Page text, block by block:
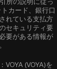
カード、銀行口
れている支払方
セキュリティ要
要がある情報が
VOYA (VOYA)を